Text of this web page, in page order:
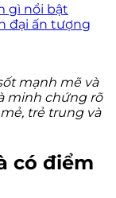
gì nổi bật
đại ấn tượng
mạnh mẽ và
minh chứng rõ
trẻ trung và
có điểm